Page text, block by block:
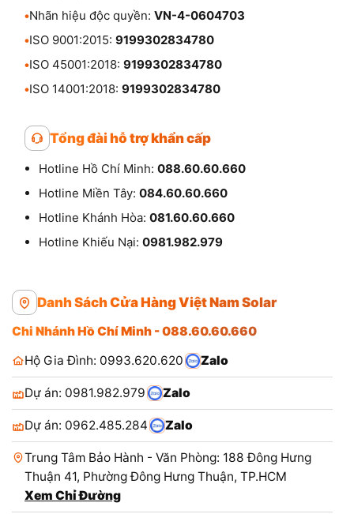
•Nhãn hiệu độc quyền: VN-4-0604703
•ISO 9001:2015: 9199302834780
•ISO 45001:2018: 9199302834780
•ISO 14001:2018: 9199302834780
Tổng đài hỗ trợ khẩn cấp
Hotline Hồ Chí Minh: 088.60.60.660
Hotline Miền Tây: 084.60.60.660
Hotline Khánh Hòa: 081.60.60.660
Hotline Khiếu Nại: 0981.982.979
Danh Sách Cửa Hàng Việt Nam Solar
Chi Nhánh Hồ Chí Minh - 088.60.60.660
Hộ Gia Đình: 0993.620.620
Zalo
Dự án: 0981.982.979 Zalo
Dự án: 0962.485.284 Zalo
Trung Tâm Bảo Hành - Văn Phòng: 188 Đông Hưng
Thuận 41, Phường Đông Hưng Thuận, TP.HCM
Xem Chỉ Đường